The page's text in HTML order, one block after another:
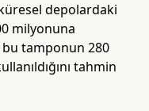
depolardaki
milyonuna
tamponun 280
tahmin